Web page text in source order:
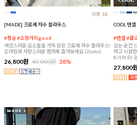
리뷰:18
[MADE] 크로셰 자수 블라우스
#청순 #소장가치good
여성스러운 요소들을 가득 담은 크로셰 자수 블라우스!
조아맘과 사랑스러운 썸머룩 즐겨보세요 (2color)
26,800원 43,000원 38%
COOL 텐
#텐셀 #쿨
입는 순간
하고 시원
8/19(수)
27,800